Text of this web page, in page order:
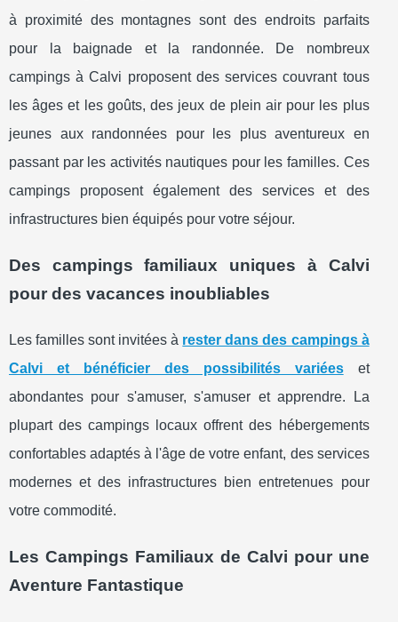
à proximité des montagnes sont des endroits parfaits
pour la baignade et la randonnée. De nombreux
campings à Calvi proposent des services couvrant tous
les âges et les goûts, des jeux de plein air pour les plus
jeunes aux randonnées pour les plus aventureux en
passant par les activités nautiques pour les familles. Ces
campings proposent également des services et des
infrastructures bien équipés pour votre séjour.
Des campings familiaux uniques à Calvi
pour des vacances inoubliables
Les familles sont invitées à rester dans des campings à
Calvi et bénéficier des possibilités variéeset
abondantes pour s'amuser, s'amuser et apprendre. La
plupart des campings locaux offrent des hébergements
confortables adaptés à l'âge de votre enfant, des services
modernes et des infrastructures bien entretenues pour
votre commodité.
Les Campings Familiaux de Calvi pour une
Aventure Fantastique